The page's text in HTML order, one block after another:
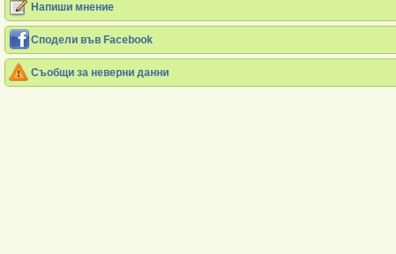
Напиши мнение
Сподели във Facebook
Съобщи за неверни данни